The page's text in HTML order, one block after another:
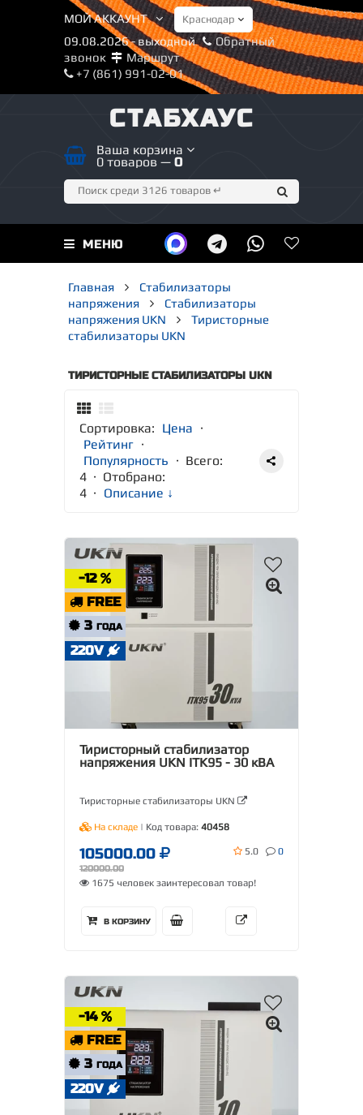
МОЙ АККАУНТ
09.08.2026 - выходной
Обратный
звонок
Маршрут
+7 (861) 991-02-01
СТАБХАУС
Ваша корзина
0 товаров — 0
МЕНЮ
Главная
Стабилизаторы
напряжения
Стабилизаторы
напряжения UKN
Тиристорные
стабилизаторы UKN
ТИРИСТОРНЫЕ СТАБИЛИЗАТОРЫ UKN
Сортировка: Цена ·
Рейтинг ·
Популярность · Всего:
4 · Отобрано:
4 · Описание ↓
-12
FREE
3 ГОДА
220V
Тиристорный стабилизатор
напряжения UKN ITK95 - 30 кВА
Тиристорные стабилизаторы UKN
На складе | Код товара: 40458
105000.00
120000.00
5.0 0
1675 человек заинтересовал товар!
В КОРЗИНУ
-14
FREE
3 ГОДА
220V